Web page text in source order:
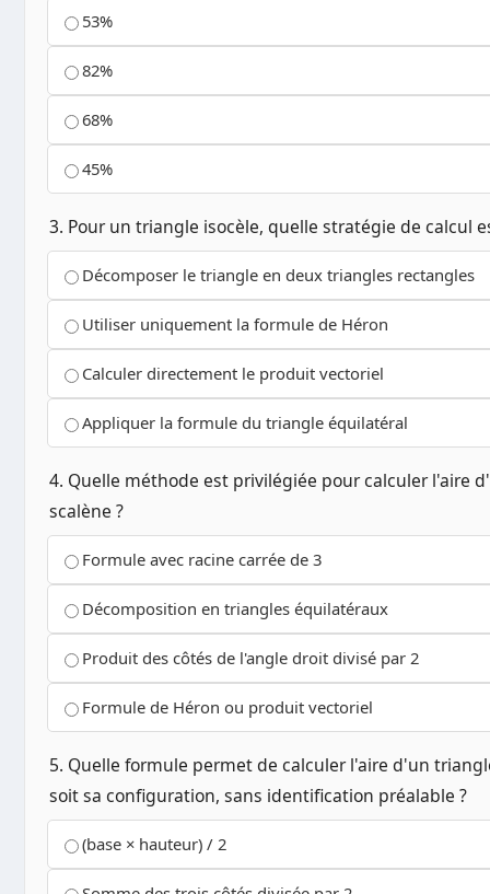
53%
82%
68%
45%
3. Pour un triangle isocèle, quelle stratégie de calcul
Décomposer le triangle en deux triangles rectangles
Utiliser uniquement la formule de Héron
Calculer directement le produit vectoriel
Appliquer la formule du triangle équilatéral
4. Quelle méthode est privilégiée pour calculer l'aire
scalène ?
Formule avec racine carrée de 3
Décomposition en triangles équilatéraux
Produit des côtés de l'angle droit divisé par 2
Formule de Héron ou produit vectoriel
5. Quelle formule permet de calculer l'aire d'un
soit sa configuration, sans identification préalable ?
(base × hauteur) / 2